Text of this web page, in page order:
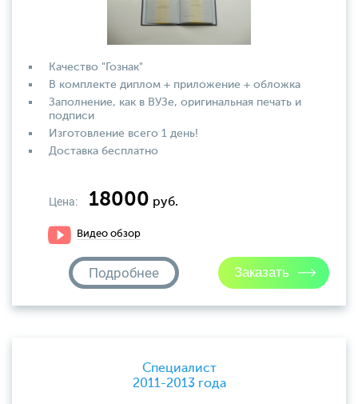
Качество "Гознак"
В комплекте диплом + приложение + обложка
Заполнение, как в ВУЗе, оригинальная печать и
подписи
Изготовление всего 1 день!
Доставка бесплатно
Цена: 18000 руб.
Видео обзор
Подробнее
Специалист
2011-2013 года